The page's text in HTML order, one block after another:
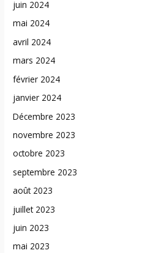
juin 2024
mai 2024
avril 2024
mars 2024
février 2024
janvier 2024
Décembre 2023
novembre 2023
octobre 2023
septembre 2023
août 2023
juillet 2023
juin 2023
mai 2023